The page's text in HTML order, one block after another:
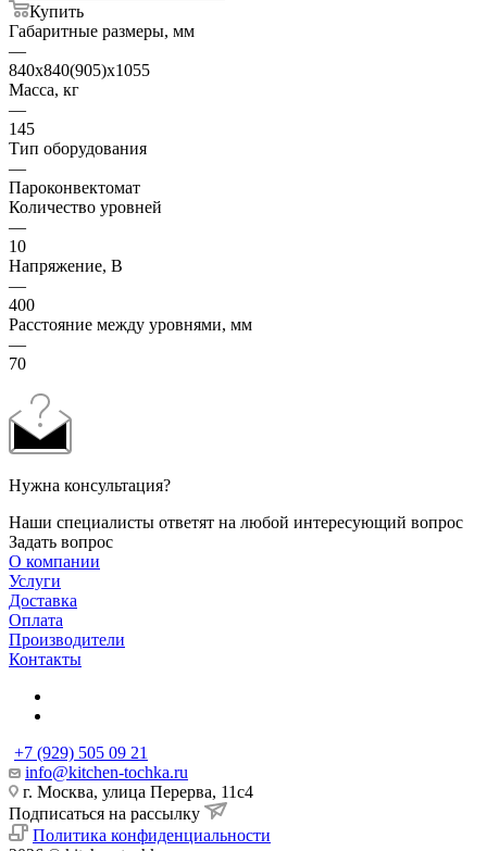
Купить
Габаритные размеры, мм
—
840х840(905)х1055
Масса, кг
—
145
Тип оборудования
—
Пароконвектомат
Количество уровней
—
10
Напряжение, В
—
400
Расстояние между уровнями, мм
—
70
Нужна консультация?
Наши специалисты ответят на любой интересующий вопрос
Задать вопрос
О компании
Услуги
Доставка
Оплата
Производители
Контакты
+7 (929) 505 09 21
info@kitchen-tochka.ru
г. Москва, улица Перерва, 11с4
Подписаться на рассылку
Политика конфиденциальности